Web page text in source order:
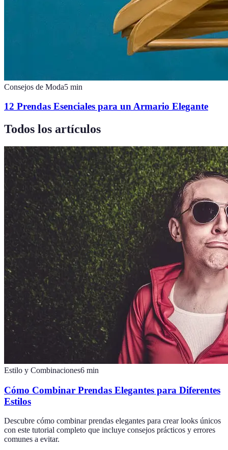
Consejos de Moda5 min
12 Prendas Esenciales para un Armario Elegante
Todos los artículos
Estilo y Combinaciones6 min
Cómo Combinar Prendas Elegantes para Diferentes
Estilos
Descubre cómo combinar prendas elegantes para crear looks únicos
con este tutorial completo que incluye consejos prácticos y errores
comunes a evitar.